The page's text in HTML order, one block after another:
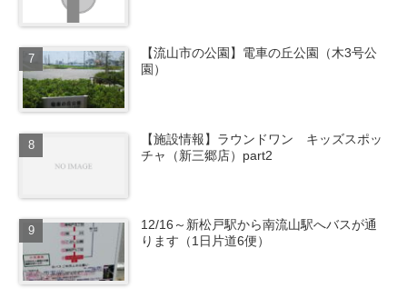
【流山市の公園】電車の丘公園（木3号公
園）
【施設情報】ラウンドワン キッズスポッ
チャ（新三郷店）part2
12/16～新松戸駅から南流山駅へバスが通
ります（1日片道6便）